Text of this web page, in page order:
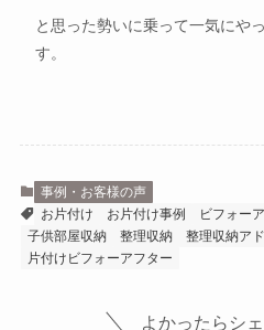
と思った勢いに乗って一気にや
す。
事例・お客様の声
お片付け
お片付け事例 ビフォー
子供部屋収納
整理収納 整理収納ア
片付けビフォーアフター
よかったらシ